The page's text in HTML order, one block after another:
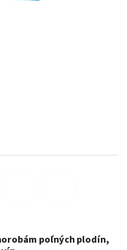
poľných plodín,